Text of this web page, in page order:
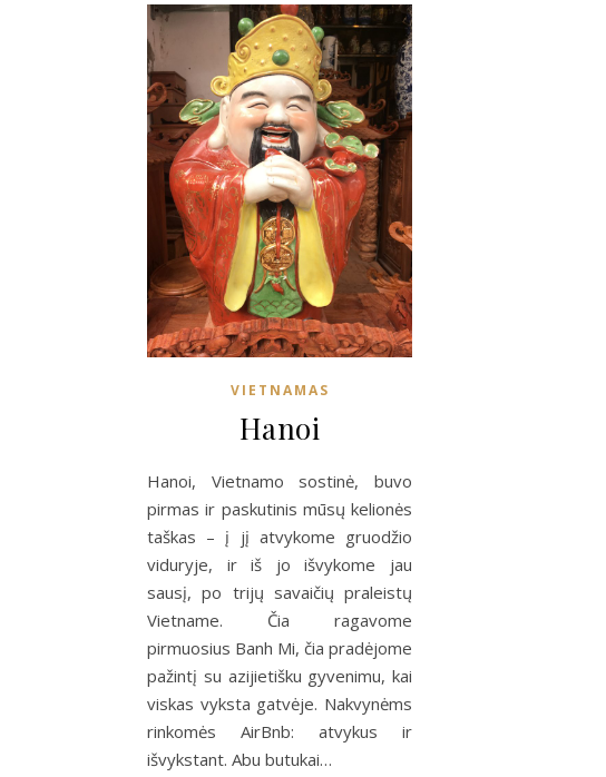
VIETNAMAS
Hanoi
Hanoi, Vietnamo sostinė, buvo
pirmas ir paskutinis mūsų kelionės
taškas – į jį atvykome gruodžio
viduryje, ir iš jo išvykome jau
sausį, po trijų savaičių praleistų
Vietname. Čia ragavome
pirmuosius Banh Mi, čia pradėjome
pažintį su azijietišku gyvenimu, kai
viskas vyksta gatvėje. Nakvynėms
rinkomės AirBnb: atvykus ir
išvykstant. Abu butukai…